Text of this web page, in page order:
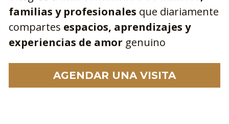
familias y profesionales que diariamente
compartes espacios, aprendizajes y
experiencias de amor genuino
AGENDAR UNA VISITA